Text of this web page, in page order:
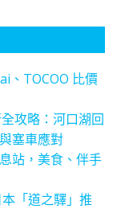
、TOCOO 比價
攻略：河口湖回
塞車應對
站，美食、伴手
「道之驛」推